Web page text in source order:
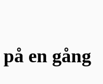
på en gång